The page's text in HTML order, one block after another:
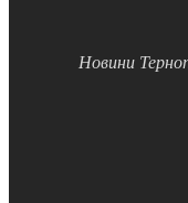
Новини